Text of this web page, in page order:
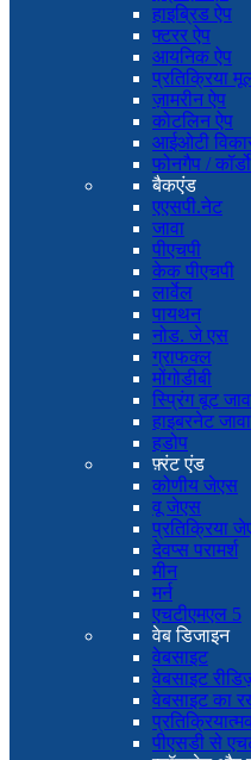
हाइब्रिड ऐप
फ्टरर ऐप
आयनिक ऐप
प्रतिक्रिया
ज़ामरीन ऐप
कोटलिन ऐप
आईओटी
फोनगैप /
बैकएंड
एएसपी.नेट
जावा
पीएचपी
केक पीएचपी
लार्वेल
पायथन
नोड. जे एस
ग्राफक्ल
मोंगोडीबी
स्प्रिंग बूट
हाइबरनेट जावा
हडोप
फ़्रंट एंड
कोणीय जेएस
वू जेएस
प्रतिक्रिया
देवप्स परामर्श
मीन
मर्न
एचटीएमएल 5
वेब डिजाइन
वेबसाइट
वेबसाइट
वेबसाइट का
पीएसडी से